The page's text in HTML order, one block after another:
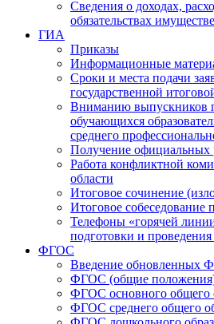
Сведения о доходах,
обязательствах
ГИА
Приказы
Информационные
Сроки и места подачи
государственной
Вниманию выпускников
обучающихся
среднего
Получение официальных
Работа конфликтной
области
Итоговое сочинение
Итоговое собеседование
Телефоны «горячей
подготовки и
ФГОС
Введение
ФГОС (общие
ФГОС основного общего
ФГОС среднего общего